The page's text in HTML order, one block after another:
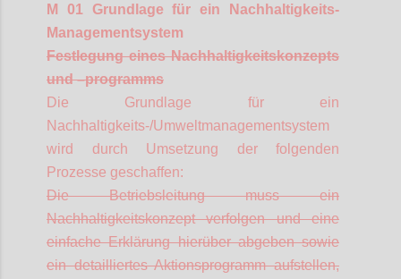
M 01 Grundlage für ein Nachhaltigkeits-
Managementsystem
Festlegung eines Nachhaltigkeitskonzepts
und–programms
Die Grundlage für ein
Nachhaltigkeits-/Umweltmanagementsystem
wird durch Umsetzung der folgenden
Prozesse geschaffen:
Die Betriebsleitung muss ein
Nachhaltigkeitskonzept verfolgen und eine
einfache Erklärung hierüber abgeben sowie
ein detailliertes Aktionsprogramm aufstellen,